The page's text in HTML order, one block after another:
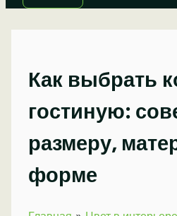
Как выбрать
гостиную:
размеру,
форме